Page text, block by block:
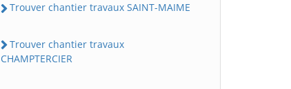
Trouver chantier travaux SAINT-MAIME
Trouver chantier travaux
CHAMPTERCIER